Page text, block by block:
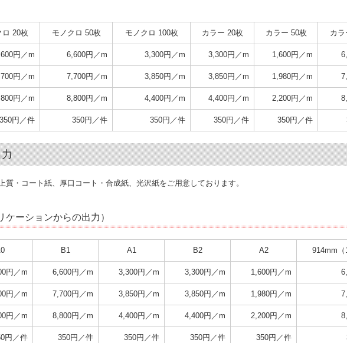
ロ 20枚 モノクロ 50枚 モノクロ 100枚 カラー 20枚 カラー 50枚 カ
円／m 6,600円／m 3,300円／m 3,300円／m 1,600円／m
円／m 7,700円／m 3,850円／m 3,850円／m 1,980円／m
円／m 8,800円／m 4,400円／m 4,400円／m 2,200円／m
350円／件 350円／件 350円／件 350円／件 350円／件
・コート紙、厚口コート・合成紙、光沢紙をご用意しております。
ケーションからの出力）
B1 A1 B2 A2 914mm（
円／m 6,600円／m 3,300円／m 3,300円／m 1,600円／m
円／m 7,700円／m 3,850円／m 3,850円／m 1,980円／m
円／m 8,800円／m 4,400円／m 4,400円／m 2,200円／m
円／件 350円／件 350円／件 350円／件 350円／件